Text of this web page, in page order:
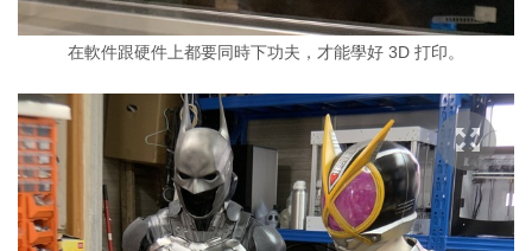
在軟件跟硬件上都要同時下功夫，才能學好 3D 打印。